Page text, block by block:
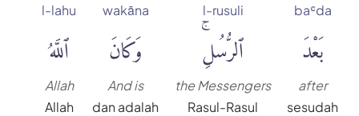
baʿda
بَعْدَ
after
sesudah
l-rusuli
ٱلرُّسُلِۚ
the Messengers
Rasul-Rasul
wakāna
وَكَانَ
And is
dan adalah
l-lahu
ٱللَّهُ
Allah
Allah